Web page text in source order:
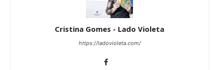
Cristina Gomes - Lado Violeta
https://ladovioleta.com/